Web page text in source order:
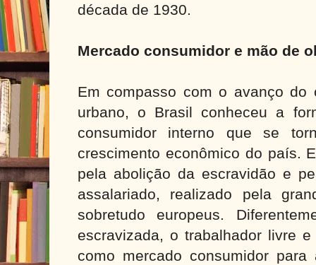
década de 1930.
Mercado consumidor e mão de
Em compasso com o avanço do
urbano, o Brasil conheceu a
consumidor interno que se
crescimento econômico do país.
pela abolição da escravidão e
assalariado, realizado pela
sobretudo europeus.
escravizada, o trabalhador livre
como mercado consumidor